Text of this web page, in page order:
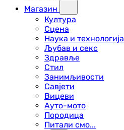
Магазин
Култура
Сцена
Наука и технологија
Љубав и секс
Здравље
Стил
Занимљивости
Савјети
Вицеви
Ауто-мото
Породица
Питали смо...